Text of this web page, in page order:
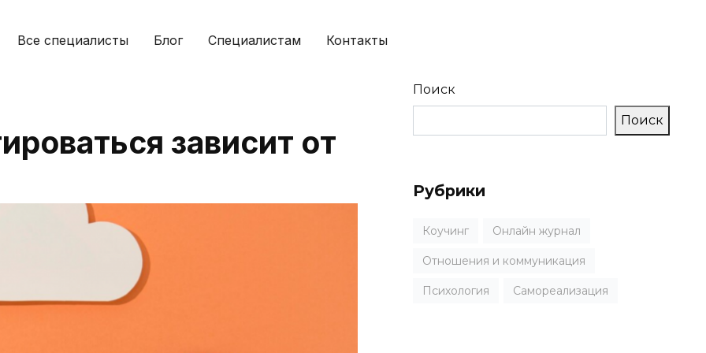
Все специалисты Блог Специалистам Контакты
зависит от
Поиск
Поиск
Рубрики
Коучинг Онлайн журнал
Отношения и коммуникация
Психология Самореализация